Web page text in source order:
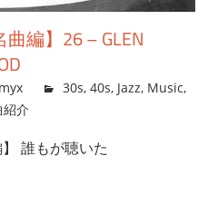
編】26 – GLEN
30s,40s, Jazz, Music,
紹介
誰もが聴いた